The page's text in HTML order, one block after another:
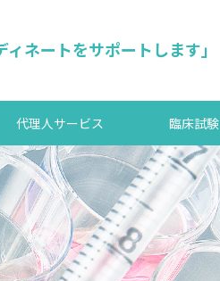
ネートをサポートします」
代理人サービス 臨床試験